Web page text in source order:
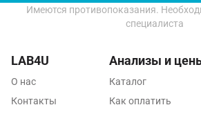
Пушкино
Реутов
Имеются противопоказания.
специалиста
LAB4U
О нас
Контакты
Анализы и
Каталог
Как оплатить